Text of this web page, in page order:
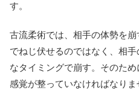
す。
古流柔術では、相手の体勢を
でねじ伏せるのではなく、相
なタイミングで崩す。そのた
感覚が整っていなければなり